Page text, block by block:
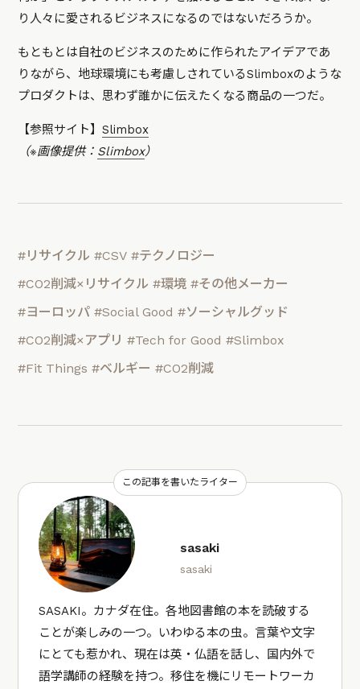
り人々に愛されるビジネスになるのではないだろうか。
もともとは自社のビジネスのために作られたアイデアであ
りながら、地球環境にも考慮しされているSlimboxのような
プロダクトは、思わず誰かに伝えたくなる商品の一つだ。
【参照サイト】Slimbox
（※画像提供： Slimbox）
#リサイクル #CSV #テクノロジー
#CO2削減×リサイクル #環境 #その他メーカー
#ヨーロッパ #Social Good #ソーシャルグッド
#CO2削減×アプリ #Tech for Good #Slimbox
#Fit Things #ベルギー #CO2削減
この記事を書いたライター
sasaki
sasaki
SASAKI。カナダ在住。各地図書館の本を読破する
ことが楽しみの一つ。いわゆる本の虫。言葉や文字
にとても惹かれ、現在は英・仏語を話し、国内外で
語学講師の経験を持つ。移住を機にリモートワーカ